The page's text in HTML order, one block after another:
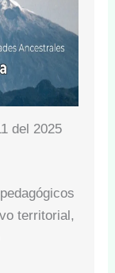
del 2025
territorial,